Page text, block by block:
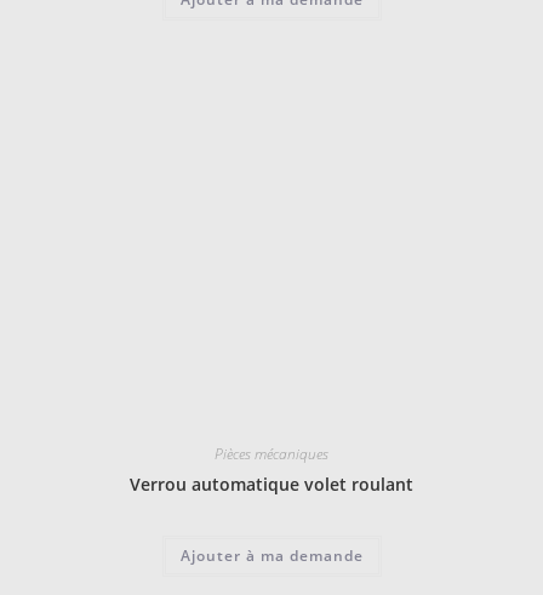
Pièces mécaniques
Verrou automatique volet roulant
Ajouter à ma demande